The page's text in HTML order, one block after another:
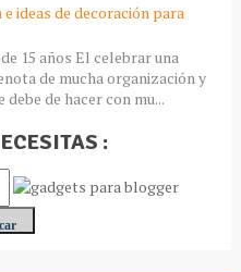
e ideas de decoración para
15 años El celebrar una
de mucha organización y
de hacer con mu...
: